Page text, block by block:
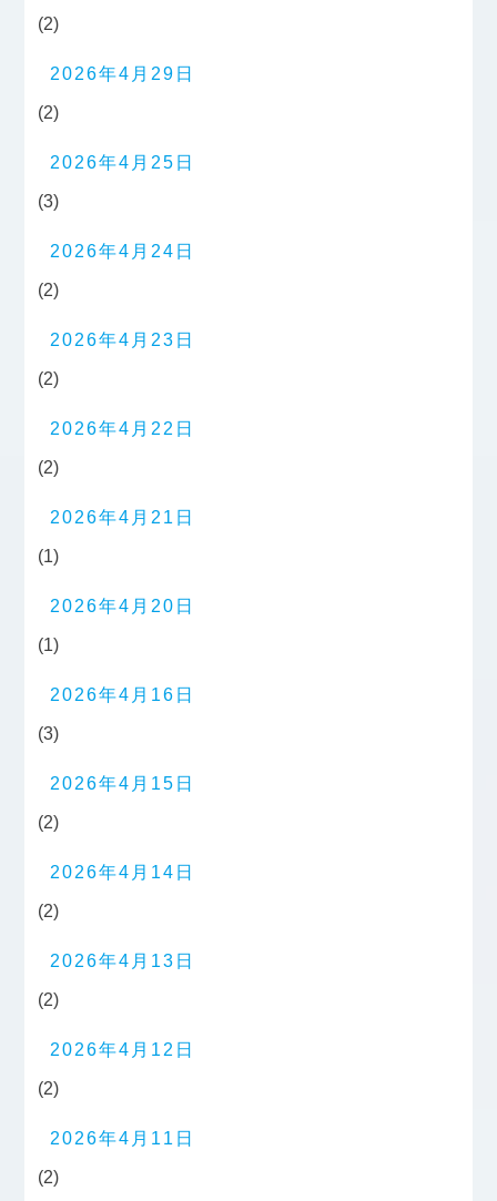
(2)
2026年4月29日
(2)
2026年4月25日
(3)
2026年4月24日
(2)
2026年4月23日
(2)
2026年4月22日
(2)
2026年4月21日
(1)
2026年4月20日
(1)
2026年4月16日
(3)
2026年4月15日
(2)
2026年4月14日
(2)
2026年4月13日
(2)
2026年4月12日
(2)
2026年4月11日
(2)